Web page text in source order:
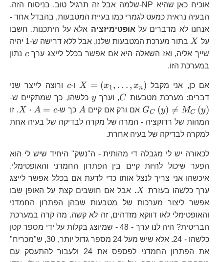
אוכיח כאן שהיא NP-שלמה אבל זה תרגיל טוב. בניסוח הזה,
הבעיה נראית כמעט לגמרי כמו בעיית המטבעות, בהבדל אחד -
אנחנו לא מדברים על אופטימיזציה אלא על היתכנות. חשבו
על
X X
בתור מערכת המטבעות שלנו, אבל ללא דרישה ש-1 יהיה
שייך אליה, ואז השאלה היא אם אפשר בכלל לייצג ערך
c
c נתון
במערכת הזו.
אם כן, אני מקבל X = (x1, … , xn) ו- c
c ורוצה לייצר שני
דברים: מערכת מטבעות
C C, וערך y
y כלשהו, כך שמתקיים ש-
GC (y) 
= MC (y) אם ורק אם קיים A
A כך ש-
A=c
X ⋅ A = c
. זו
המהות של רדוקציה - המרה של מקרה לבדיקה של בעיה אחת
למקרה לבדיקה של בעיה אחרת.
לכאורה יש לי מגבלה די מהותית - ה"נשק" היחיד שיש לי הוא
הפער שיכול להיות קיים בין הפתרון החמדני והאופטימלי.
איכשהו אני צריך לנצל אותו כדי לדעת אם בכלל אפשר לייצג
ערך כלשהו בעזרת
X X. אבל אם חושבים קצת על האופן שבו
אפשר ליצור מערכות של מטבעות שבהן הפתרון החמדני
והאופטימלי לאו דווקא מזדהים, זה לא קשה. מה קרה במערכת
הבריטית? היה לנו ערך - 48 - שמיוצג בקלות על ידי מספר קטן
כלשהו - 24. אלא שיש מעל 24 מספר גדול יותר, 30, ש"מכריח"
את הפתרון החמדני לפספס את 24 ולעבור להתעסק עם